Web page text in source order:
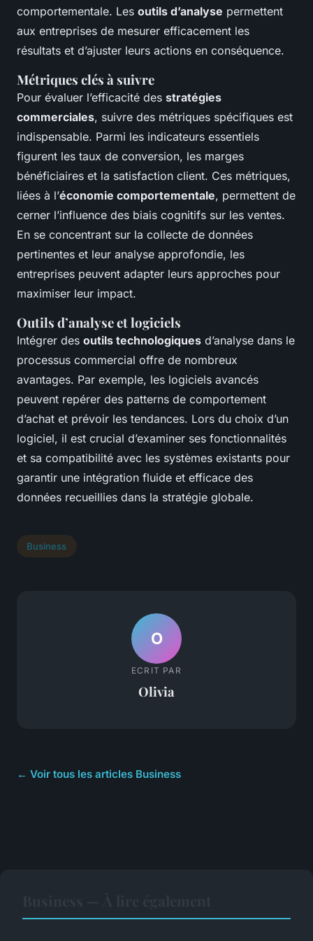
comportementale. Les outils d’analyse permettent
aux entreprises de mesurer efficacement les
résultats et d’ajuster leurs actions en conséquence.
Métriques clés à suivre
Pour évaluer l’efficacité des stratégies
commerciales, suivre des métriques spécifiques est
indispensable. Parmi les indicateurs essentiels
figurent les taux de conversion, les marges
bénéficiaires et la satisfaction client. Ces métriques,
liées à l’économie comportementale, permettent de
cerner l’influence des biais cognitifs sur les ventes.
En se concentrant sur la collecte de données
pertinentes et leur analyse approfondie, les
entreprises peuvent adapter leurs approches pour
maximiser leur impact.
Outils d’analyse et logiciels
Intégrer des outils technologiques d’analyse dans le
processus commercial offre de nombreux
avantages. Par exemple, les logiciels avancés
peuvent repérer des patterns de comportement
d’achat et prévoir les tendances. Lors du choix d’un
logiciel, il est crucial d’examiner ses fonctionnalités
et sa compatibilité avec les systèmes existants pour
garantir une intégration fluide et efficace des
données recueillies dans la stratégie globale.
Business
O
ECRIT PAR
Olivia
← Voir tous les articles Business